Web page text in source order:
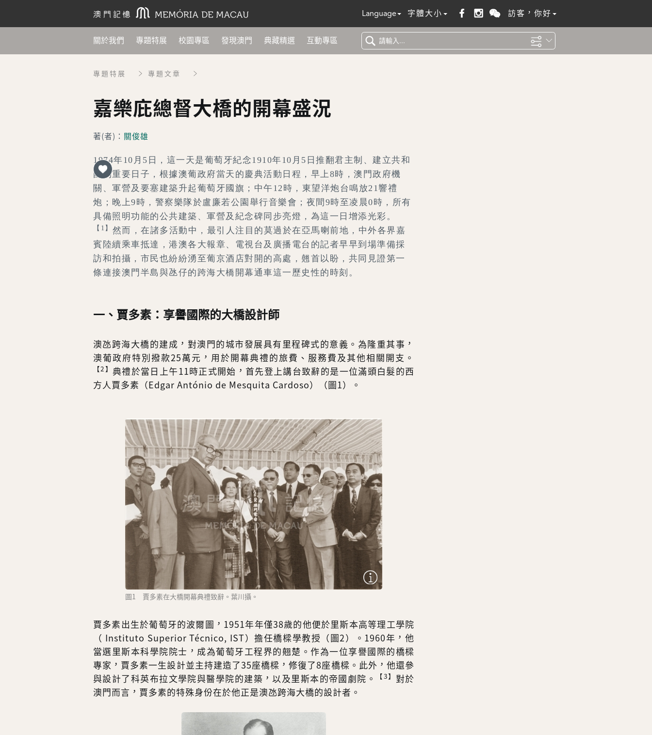
Language 字體大小 訪客，你好
關於我們 專題特展 校園專區 發現澳門 典藏精選 互動專區
專題特展 專題文章
嘉樂庇總督大橋的開幕盛況
著(者)： 關俊雄
1974年10月5日，這一天是葡萄牙紀念1910年10月5日推翻君主制、建立共和
國的重要日子，根據澳葡政府當天的慶典活動日程，早上8時，澳門政府機
關、軍營及要塞建築升起葡萄牙國旗；中午12時，東望洋炮台鳴放21響禮
炮；晚上9時，警察樂隊於盧廉若公園舉行音樂會；夜間9時至凌晨0時，所有
具備照明功能的公共建築、軍營及紀念碑同步亮燈，為這一日增添光彩。
【1】 然而，在諸多活動中，最引人注目的莫過於在亞馬喇前地，中外各界嘉
賓陸續乘車抵達，港澳各大報章、電視台及廣播電台的記者早早到場準備採
訪和拍攝，市民也紛紛湧至葡京酒店對開的高處，翹首以盼，共同見證第一
條連接澳門半島與氹仔的跨海大橋開幕通車這一歷史性的時刻。
一、賈多素：享譽國際的大橋設計師
澳氹跨海大橋的建成，對澳門的城市發展具有里程碑式的意義。為隆重其事，
澳葡政府特別撥款25萬元，用於開幕典禮的旅費、服務費及其他相關開支。
【2】 典禮於當日上午11時正式開始，首先登上講台致辭的是一位滿頭白髮的西
方人賈多素（Edgar António de Mesquita Cardoso）（圖1）。
圖1 賈多素在大橋開幕典禮致辭。葉川攝。
賈多素出生於葡萄牙的波爾圖，1951年年僅38歲的他便於里斯本高等理工學院
（ Instituto Superior Técnico, IST）擔任橋樑學教授（圖2）。1960年，他
當選里斯本科學院院士，成為葡萄牙工程界的翹楚。作為一位享譽國際的橋樑
專家，賈多素一生設計並主持建造了35座橋樑，修復了8座橋樑。此外，他還參
與設計了科英布拉文學院與醫學院的建築，以及里斯本的帝國劇院。
【3】 對於
澳門而言，賈多素的特殊身份在於他正是澳氹跨海大橋的設計者。